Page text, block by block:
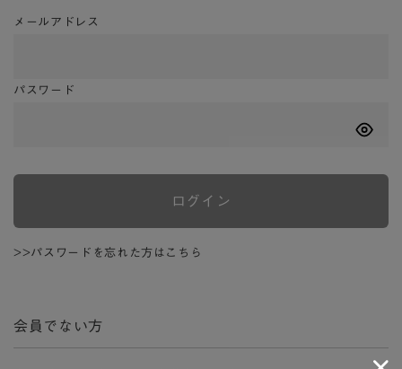
メールアドレス
パスワード
ログイン
>>パスワードを忘れた方はこちら
会員でない方